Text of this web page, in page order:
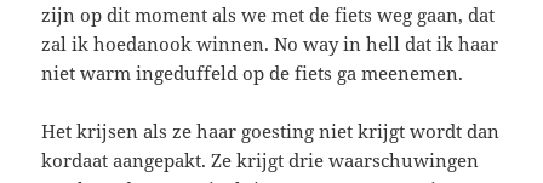
zijn op dit moment als we met de fiets weg gaan, dat
zal ik hoedanook winnen. No way in hell dat ik haar
niet warm ingeduffeld op de fiets ga meenemen.
Het krijsen als ze haar goesting niet krijgt wordt dan
kordaat aangepakt. Ze krijgt drie waarschuwingen